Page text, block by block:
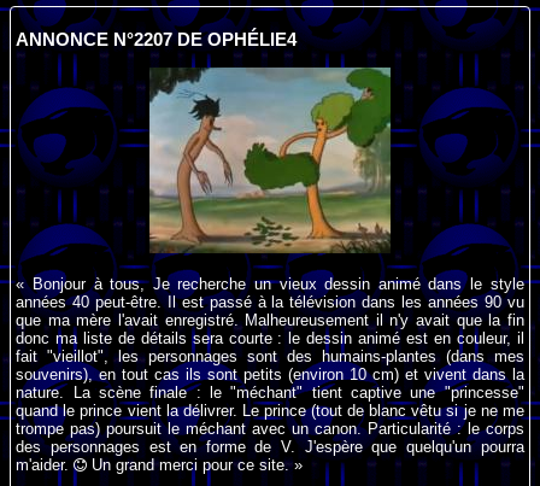
ANNONCE N°2207 DE OPHÉLIE4
« Bonjour à tous, Je recherche un vieux dessin animé dans le style
années 40 peut-être. Il est passé à la télévision dans les années 90 vu
que ma mère l'avait enregistré. Malheureusement il n'y avait que la fin
donc ma liste de détails sera courte : le dessin animé est en couleur, il
fait "vieillot", les personnages sont des humains-plantes (dans mes
souvenirs), en tout cas ils sont petits (environ 10 cm) et vivent dans la
nature. La scène finale : le "méchant" tient captive une "princesse"
quand le prince vient la délivrer. Le prince (tout de blanc vêtu si je ne me
trompe pas) poursuit le méchant avec un canon. Particularité : le corps
des personnages est en forme de V. J'espère que quelqu'un pourra
m'aider.
Un grand merci pour ce site. »